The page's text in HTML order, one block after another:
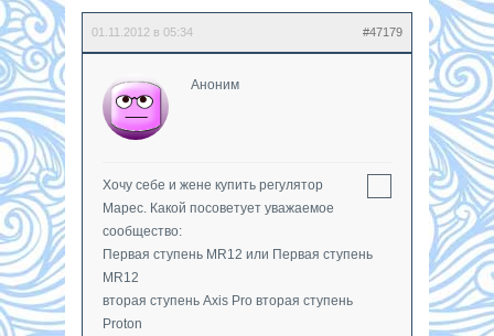
01.11.2012 в 05:34 #47179
Аноним
Хочу себе и жене купить регулятор
Марес. Какой посоветует уважаемое
сообщество:
Первая ступень MR12 или Первая ступень
MR12
вторая ступень Axis Pro вторая ступень
Proton